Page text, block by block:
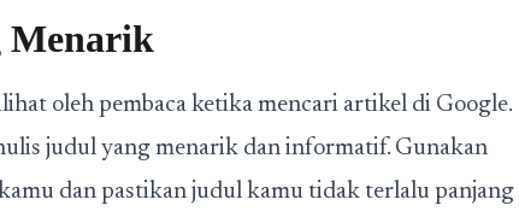
Menarik
oleh pembaca ketika mencari artikel di Google.
judul yang menarik dan informatif. Gunakan
dan pastikan judul kamu tidak terlalu panjang